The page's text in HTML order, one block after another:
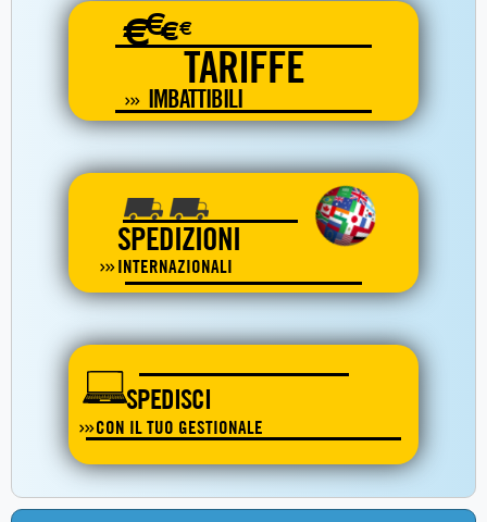
€€€€
TARIFFE
IMBATTIBILI
SPEDIZIONI
INTERNAZIONALI
SPEDISCI
CON IL TUO GESTIONALE